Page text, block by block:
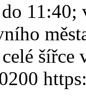
11:40;
šířce